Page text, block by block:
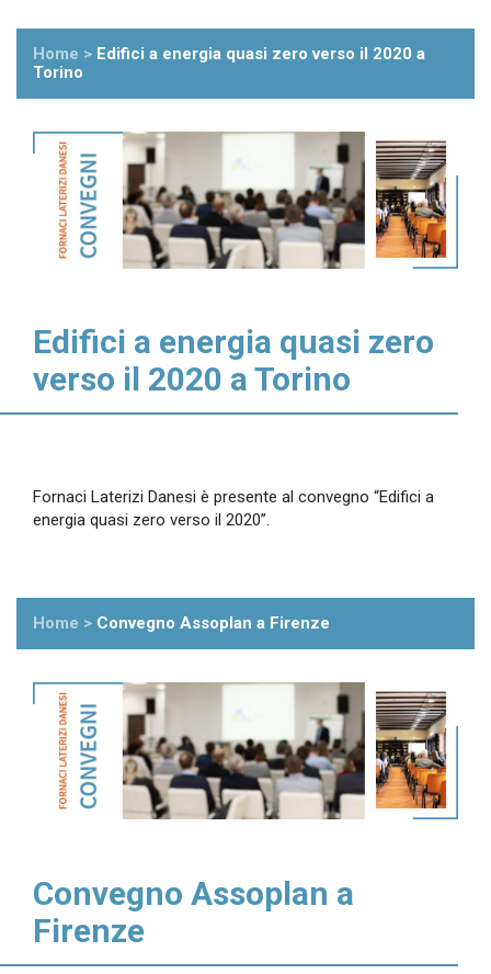
Home > Edifici a energia quasi zero verso il 2020 a
Torino
Edifici a energia quasi zero
verso il 2020 a Torino
Fornaci Laterizi Danesi è presente al convegno “Edifici a
energia quasi zero verso il 2020”.
Home > Convegno Assoplan a Firenze
Convegno Assoplan a
Firenze